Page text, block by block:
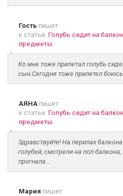
Гость пишет
к статье: Голубь сидит на
предметы
Ко мне тоже прилетал голубь
сын.Сегодня тоже прилетел
АЯНА пишет
к статье: Голубь сидит на
предметы
Здравствуйте! На перилах
голубей, смотрели на пол
прогнала...
Мария пишет